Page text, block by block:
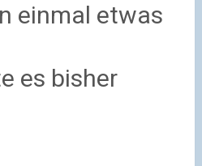
einmal etwas
es bisher